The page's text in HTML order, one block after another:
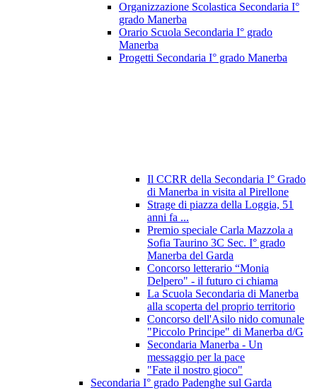
Organizzazione Scolastica Secondaria I°
grado Manerba
Orario Scuola Secondaria I° grado
Manerba
Progetti Secondaria I° grado Manerba
Il CCRR della Secondaria I° Grado
di Manerba in visita al Pirellone
Strage di piazza della Loggia, 51
anni fa ...
Premio speciale Carla Mazzola a
Sofia Taurino 3C Sec. I° grado
Manerba del Garda
Concorso letterario “Monia
Delpero" - il futuro ci chiama
La Scuola Secondaria di Manerba
alla scoperta del proprio territorio
Concorso dell'Asilo nido comunale
"Piccolo Principe" di Manerba d/G
Secondaria Manerba - Un
messaggio per la pace
"Fate il nostro gioco"
Secondaria I° grado Padenghe sul Garda